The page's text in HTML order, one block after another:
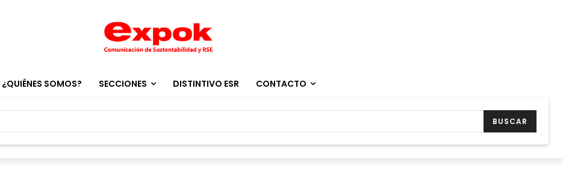
¿QUIÉNES SOMOS? SECCIONES DISTINTIVO ESR CONTACTO
BUSCAR